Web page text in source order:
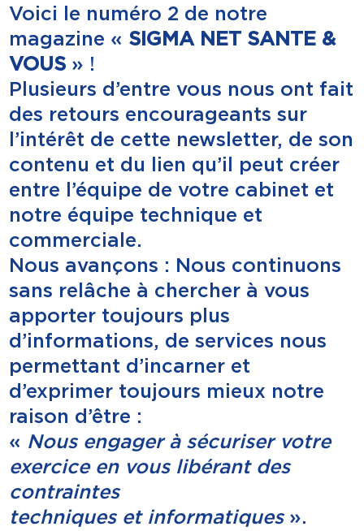
Voici le numéro 2 de notre
magazine « SIGMA NET SANTE &
VOUS » !
Plusieurs d’entre vous nous ont fait
des retours encourageants sur
l’intérêt de cette newsletter, de son
contenu et du lien qu’il peut créer
entre l’équipe de votre cabinet et
notre équipe technique et
commerciale.
Nous avançons : Nous continuons
sans relâche à chercher à vous
apporter toujours plus
d’informations, de services nous
permettant d’incarner et
d’exprimer toujours mieux notre
raison d’être :
« Nous engager à sécuriser votre
exercice en vous libérant des
contraintes
techniques et informatiques».